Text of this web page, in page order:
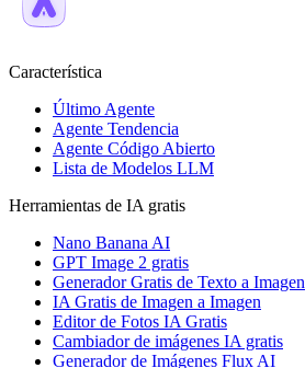
Característica
Último Agente
Agente Tendencia
Agente Código Abierto
Lista de Modelos LLM
Herramientas de IA gratis
Nano Banana AI
GPT Image 2 gratis
Generador Gratis de Texto a Imagen
IA Gratis de Imagen a Imagen
Editor de Fotos IA Gratis
Cambiador de imágenes IA gratis
Generador de Imágenes Flux AI